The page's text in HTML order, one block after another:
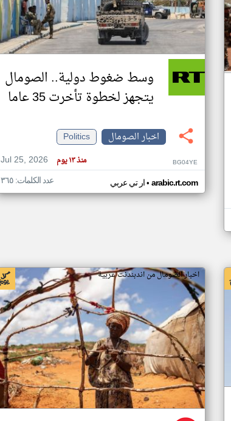
وسط ضغوط دولية.. الصومال
يتجهز لخطوة تأخرت 35 عاما
اخبار الصومال
Politics
Jul 25, 2026
منذ ١٣ يوم BG04YE
ار تي عربي• arabic.rt.com عدد الكلمات: ٣٦٥
اخبار الصومال من اندبندنت عربية